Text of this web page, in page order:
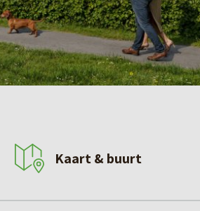
Kaart & buurt